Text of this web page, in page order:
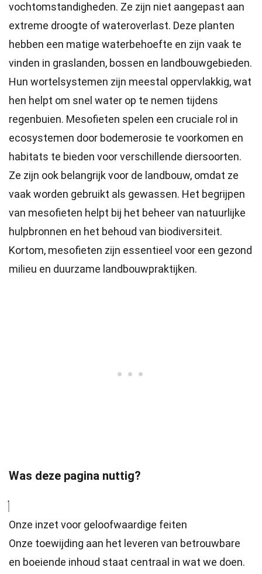
vochtomstandigheden. Ze zijn niet aangepast aan
extreme droogte of wateroverlast. Deze planten
hebben een matige waterbehoefte en zijn vaak te
vinden in graslanden, bossen en landbouwgebieden.
Hun wortelsystemen zijn meestal oppervlakkig, wat
hen helpt om snel water op te nemen tijdens
regenbuien. Mesofieten spelen een cruciale rol in
ecosystemen door bodemerosie te voorkomen en
habitats te bieden voor verschillende diersoorten.
Ze zijn ook belangrijk voor de landbouw, omdat ze
vaak worden gebruikt als gewassen. Het begrijpen
van mesofieten helpt bij het beheer van natuurlijke
hulpbronnen en het behoud van biodiversiteit.
Kortom, mesofieten zijn essentieel voor een gezond
milieu en duurzame landbouwpraktijken.
Was deze pagina nuttig?
Onze inzet voor geloofwaardige feiten
Onze toewijding aan het leveren van betrouwbare
en boeiende inhoud staat centraal in wat we doen.